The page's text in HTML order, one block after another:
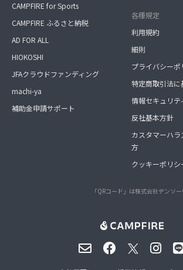
CAMPFIRE for Sports
CAMPFIRE ふるさと納税
AD FOR ALL
HIOKOSHI
JFAクラウドファンディング
machi-ya
補助金申請サポート
各種規定
利用規約
細則
プライバシーポ
特定商取引法に
情報セキュリテ
反社基本方針
カスタマーハラ
方
クッキーポリシ
「QRコード」は株式会社デンソ